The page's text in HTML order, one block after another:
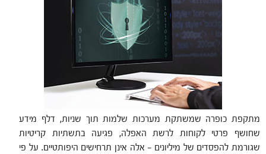
מתקפת כופרה שמשתקת מערכות שלמות תוך שניות, דלף מידע
שחושף פרטי לקוחות לרשת האפלה, פגיעה בתשתיות קריטיות
שגורמת להפסדים של מיליונים — אלה אינן תרחישים היפותטיים. על פי